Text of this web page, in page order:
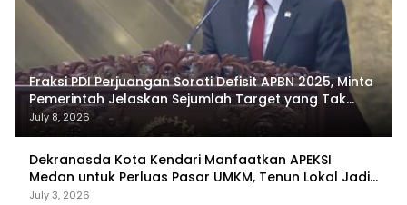
Fraksi PDI Perjuangan Soroti Defisit APBN 2025, Minta
Pemerintah Jelaskan Sejumlah Target yang Tak
Tercapai
July 8, 2026
Dekranasda Kota Kendari Manfaatkan APEKSI
Medan untuk Perluas Pasar UMKM, Tenun Lokal Jadi
Primadona
July 3, 2026